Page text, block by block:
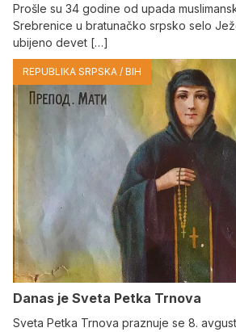
Prošle su 34 godine od upada
Srebrenice u bratunačko srpsko selo
ubijeno devet […]
REPUBLIKA SRPSKA / BIH
Danas je Sveta Petka Trnova
Sveta Petka Trnova praznuje se 8.